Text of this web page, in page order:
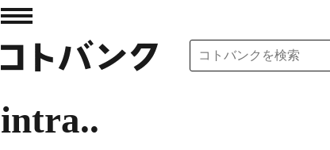
intra..